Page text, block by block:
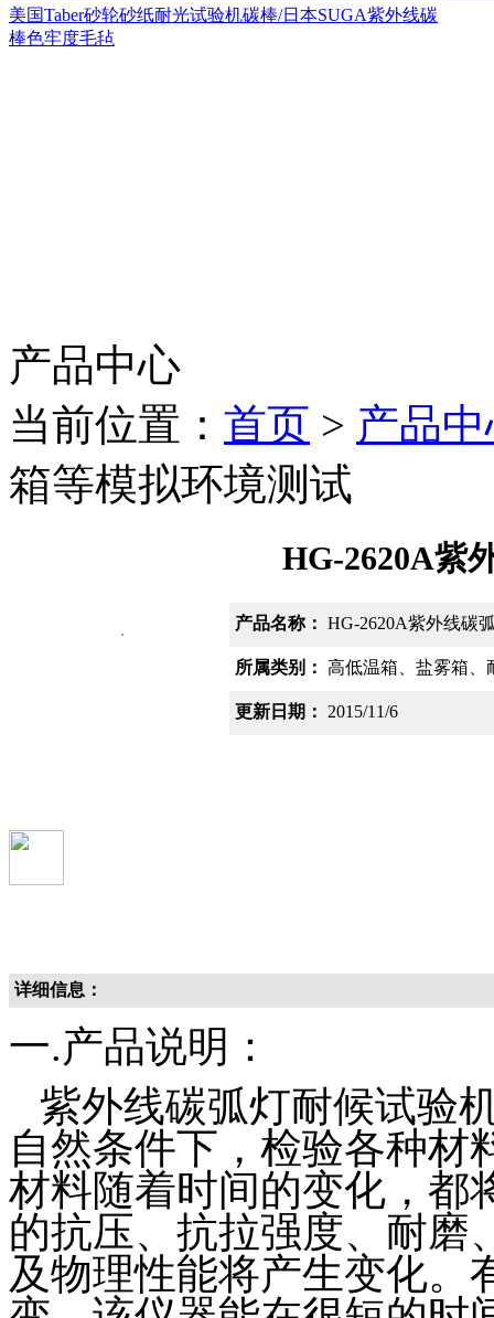
美国Taber砂轮砂纸耐光试验机碳棒/日本SUGA紫外线碳
棒色牢度毛毡
产品中心
当前位置： 首页 > 产品
箱等模拟环境测试
HG-2620A紫
产品名称： HG-2620A紫外线碳
所属类别： 高低温箱、盐雾箱、
更新日期： 2015/11/6
详细信息：
一.产品说明：
紫外线碳弧灯耐候试验
自然条件下，检验各种材
材料随着时间的变化，都
的抗压、抗拉强度、耐磨
及物理性能将产生变化。